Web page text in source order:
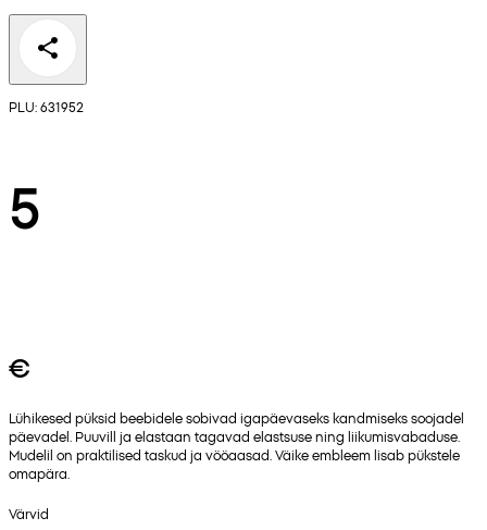
PLU: 631952
5
€
Lühikesed püksid beebidele sobivad igapäevaseks kandmiseks soojadel
päevadel. Puuvill ja elastaan tagavad elastsuse ning liikumisvabaduse.
Mudelil on praktilised taskud ja vööaasad. Väike embleem lisab pükstele
omapära.
Värvid